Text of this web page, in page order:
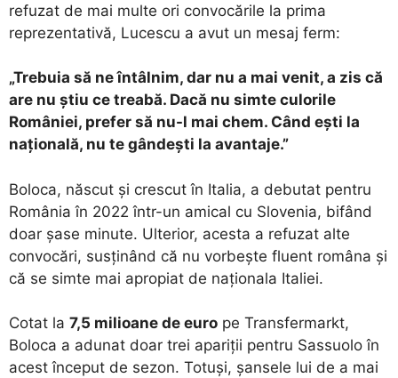
refuzat de mai multe ori convocările la prima
reprezentativă, Lucescu a avut un mesaj ferm:
„Trebuia să ne întâlnim, dar nu a mai venit, a zis că
are nu știu ce treabă. Dacă nu simte culorile
României, prefer să nu-l mai chem. Când ești la
națională, nu te gândești la avantaje.”
Boloca, născut și crescut în Italia, a debutat pentru
România în 2022 într-un amical cu Slovenia, bifând
doar șase minute. Ulterior, acesta a refuzat alte
convocări, susținând că nu vorbește fluent româna și
că se simte mai apropiat de naționala Italiei.
Cotat la 7,5 milioane de euro pe Transfermarkt,
Boloca a adunat doar trei apariții pentru Sassuolo în
acest început de sezon. Totuși, șansele lui de a mai